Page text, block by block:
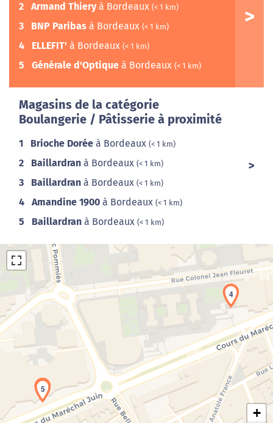
2 Armand Thieryà Bordeaux (< 1 km)
3 BNP Paribas à Bordeaux (< 1 km)
4 ELLEFIT' à Bordeaux (< 1 km)
5 Générale d'Optique à Bordeaux (< 1 km)
Magasins de la catégorie
Boulangerie / Pâtisserie à proximité
1 Brioche Dorée à Bordeaux (< 1 km)
2 Baillardran à Bordeaux (< 1 km)
3 Baillardran à Bordeaux (< 1 km)
4 Amandine 1900 à Bordeaux (< 1 km)
5 Baillardran à Bordeaux (< 1 km)
Chargement de la carte en cours...
1
2
3
4
5
+